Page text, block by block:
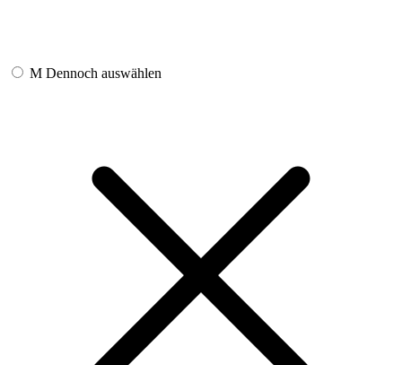
M Dennoch auswählen